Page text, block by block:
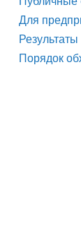
Для
Порядок